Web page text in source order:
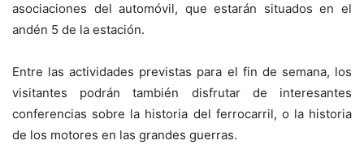
asociaciones del automóvil, que estarán situados en el
andén 5 de la estación.
Entre las actividades previstas para el fin de semana, los
visitantes podrán también disfrutar de interesantes
conferencias sobre la historia del ferrocarril, o la historia
de los motores en las grandes guerras.